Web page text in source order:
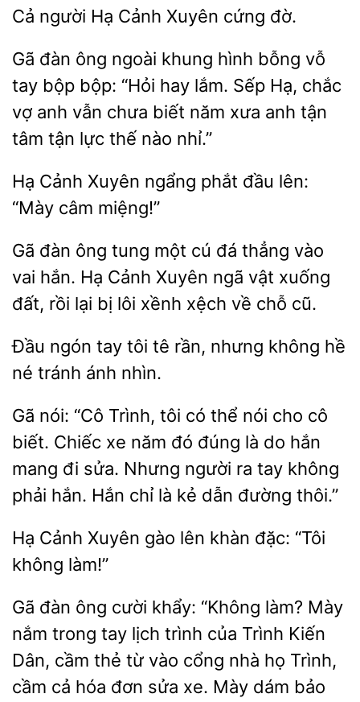
Cả người Cảnh Xuyên
Gã đàn ông ngoài khung hình bỗng vỗ
tay bộp bộp: “Hỏi
lắm. Sếp Hạ,
vợ anh
chưa biết năm xưa anh tận
tâm tận lực thế nào nhỉ.”
Hạ Cảnh Xuyên
lên:
“Mày câm miệng!”
Gã
ông tung một cú đá thẳng vào
vai hắn.
Cảnh Xuyên ngã vật xuống
đất, rồi lại bị lôi xềnh xệch về chỗ
Đầu ngón tay tôi tê nhưng
hề
né tránh
nhìn.
Gã
“Cô Trình, tôi có thể nói cho cô
biết. Chiếc xe năm đó đúng là do hắn
mang đi sửa. Nhưng
ra tay không
phải hắn. Hắn
là kẻ dẫn đường thôi.”
Hạ gào lên khàn
“Tôi
không làm!”
Gã đàn ông cười khẩy: “Không làm? Mày
nắm trong
lịch trình của Trình Kiến
Dân, cầm thẻ từ vào cổng nhà họ Trình,
cầm cả hóa
sửa xe. Mày dám bảo